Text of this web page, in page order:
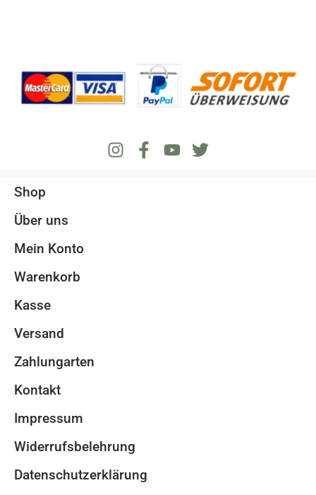
Shop
Über uns
Mein Konto
Warenkorb
Kasse
Versand
Zahlungarten
Kontakt
Impressum
Widerrufsbelehrung
Datenschutzerklärung